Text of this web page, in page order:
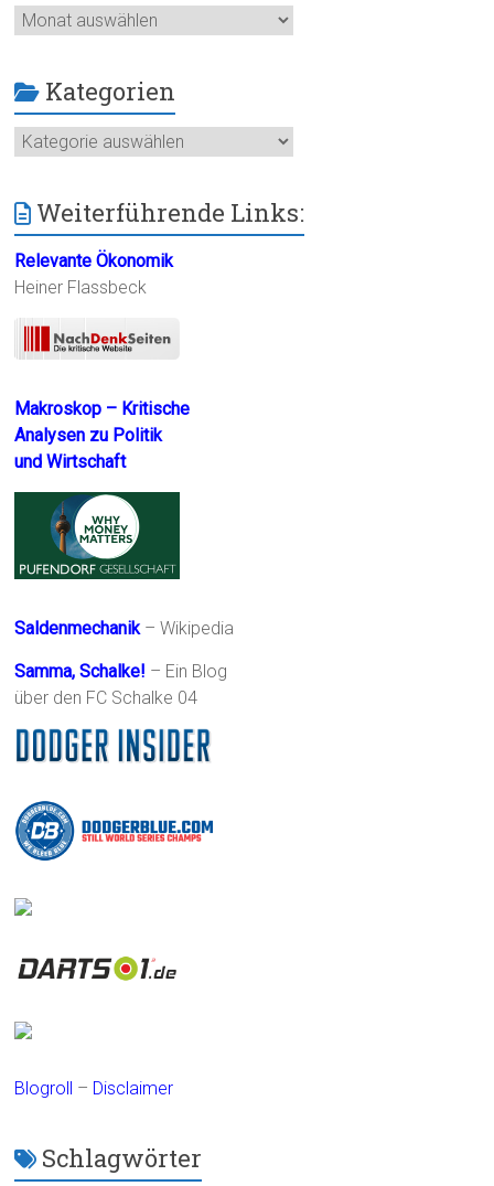
Archiv
Kategorien
Kategorien
Weiterführende Links:
Relevante Ökonomik
Heiner Flassbeck
Makroskop – Kritische
Analysen zu Politik
und Wirtschaft
Saldenmechanik– Wikipedia
Samma, Schalke! – Ein Blog
über den FC Schalke 04
Blogroll – Disclaimer
Schlagwörter